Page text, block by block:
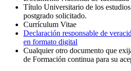
Título Universitario de los
postgrado solicitado.
Currículum Vitae
Declaración responsable de
en formato digital
Cualquier otro documento que
de Formación continua para su